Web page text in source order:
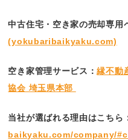
中古住宅・空き家の売却専用
(yokubaribaikyaku.com)
空き家管理サービス：縁不動
協会 埼玉県本部
当社が選ばれる理由はこちら
baikyaku.com/company/